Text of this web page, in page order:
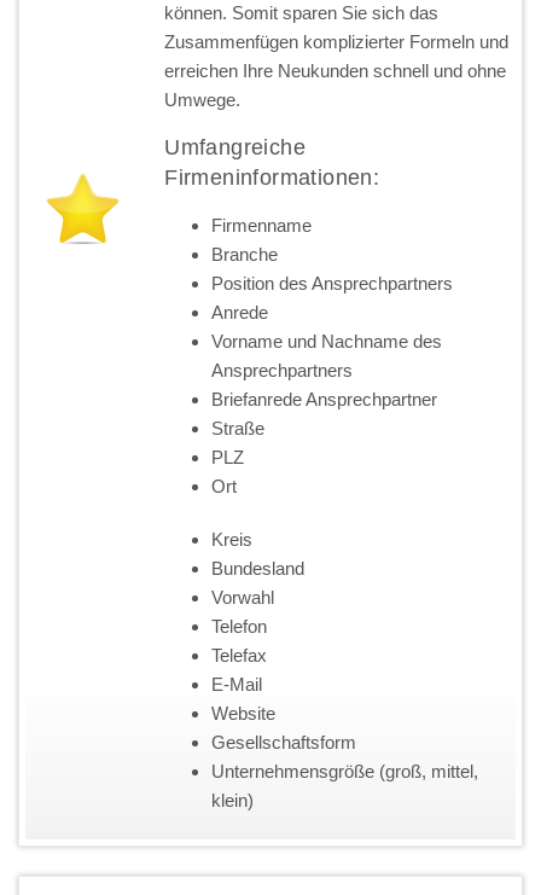
können. Somit sparen Sie sich das
Zusammenfügen komplizierter Formeln und
erreichen Ihre Neukunden schnell und ohne
Umwege.
Umfangreiche
Firmeninformationen:
Firmenname
Branche
Position des Ansprechpartners
Anrede
Vorname und Nachname des
Ansprechpartners
Briefanrede Ansprechpartner
Straße
PLZ
Ort
Kreis
Bundesland
Vorwahl
Telefon
Telefax
E-Mail
Website
Gesellschaftsform
Unternehmensgröße (groß, mittel,
klein)